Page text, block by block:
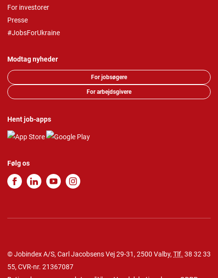
For investorer
Presse
#JobsForUkraine
Modtag nyheder
For jobsøgere
For arbejdsgivere
Hent job-apps
Følg os
© Jobindex A/S, Carl Jacobsens Vej 29-31, 2500 Valby, Tlf. 38 32 33
55, CVR-nr. 21367087